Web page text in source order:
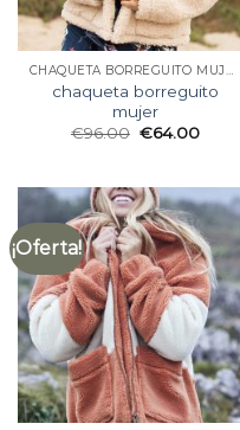
CHAQUETA BORREGUITO MUJER
chaqueta borreguito
mujer
€96.00 €64.00
¡Oferta!